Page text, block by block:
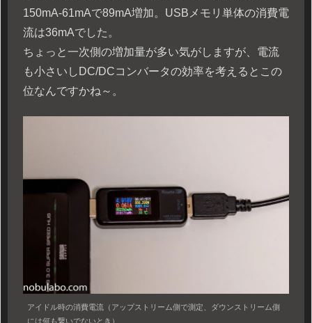
150mA-61mAで89mA増加。USBメモリ単体の消費電
流は36mAでした。
ちょっと一次側の増加量が多い気がしますが、電流
も小さいしDC/DCコンバータの効率を考えるとこの
位なんですかね～。
アイドル時の消費電流（アップストリーム側で測定、ダウンストリーム側
には何も繋いでないとき）